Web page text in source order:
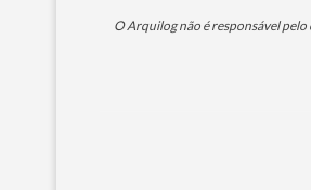
O Arquilog não é responsável